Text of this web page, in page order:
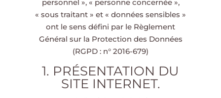
personnel », « personne concernée »,
« sous traitant » et « données sensibles »
ont le sens défini par le Règlement
Général sur la Protection des Données
(RGPD : n° 2016-679)
1. PRÉSENTATION DU
SITE INTERNET.